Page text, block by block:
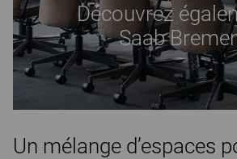
Découvrez
Saab
Un mélange d’espaces